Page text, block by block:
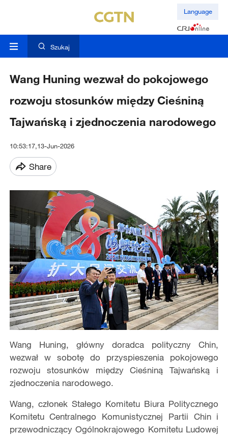
Language
Szukaj
Wang Huning wezwał do pokojowego
rozwoju stosunków między Cieśniną
Tajwańską i zjednoczenia narodowego
10:53:17,13-Jun-2026
Share
Wang Huning, główny doradca polityczny Chin,
wezwał w sobotę do przyspieszenia pokojowego
rozwoju stosunków między Cieśniną Tajwańską i
zjednoczenia narodowego.
Wang, członek Stałego Komitetu Biura Politycznego
Komitetu Centralnego Komunistycznej Partii Chin i
przewodniczący Ogólnokrajowego Komitetu Ludowej